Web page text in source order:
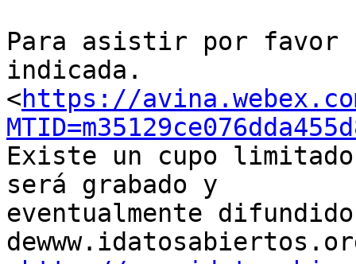
Para asistir por favor
indicada.
<https://
Existe un cupo
será grabado y
eventualmente